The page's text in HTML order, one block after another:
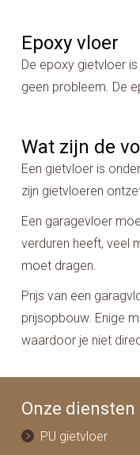
Epoxy vloer
De epoxy gietvloer
geen probleem. De
Wat zijn de
Een gietvloer is
zijn gietvloeren
Een garagevloer
verduren heeft, veel
moet dragen.
Prijs van een
prijsopbouw. Enige
waardoor je niet
Onze diensten
PU gietvloer